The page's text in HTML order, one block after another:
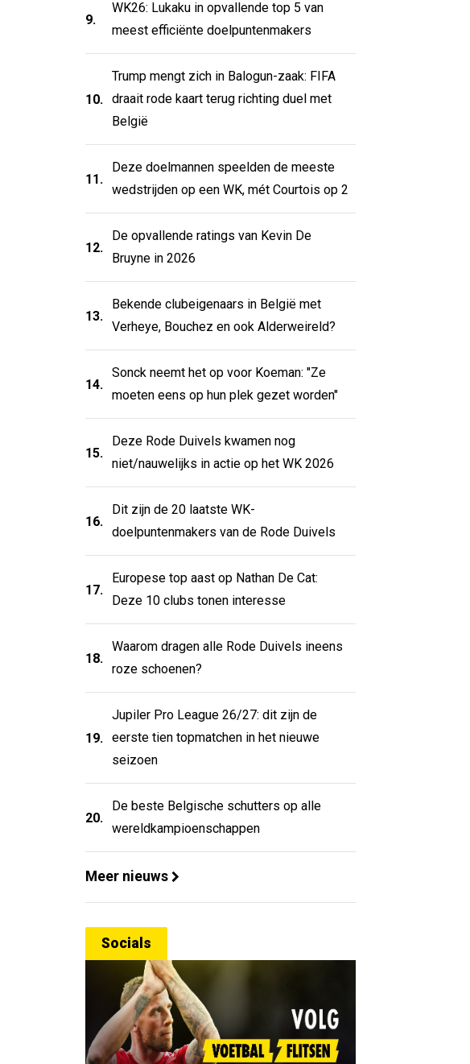
9.
WK26: Lukaku in opvallende top 5 van
meest efficiënte doelpuntenmakers
10.
Trump mengt zich in Balogun-zaak: FIFA
draait rode kaart terug richting duel met
België
11.
Deze doelmannen speelden de meeste
wedstrijden op een WK, mét Courtois op 2
12.
De opvallende ratings van Kevin De
Bruyne in 2026
13.
Bekende clubeigenaars in België met
Verheye, Bouchez en ook Alderweireld?
14.
Sonck neemt het op voor Koeman: "Ze
moeten eens op hun plek gezet worden"
15.
Deze Rode Duivels kwamen nog
niet/nauwelijks in actie op het WK 2026
16.
Dit zijn de 20 laatste WK-
doelpuntenmakers van de Rode Duivels
17.
Europese top aast op Nathan De Cat:
Deze 10 clubs tonen interesse
18.
Waarom dragen alle Rode Duivels ineens
roze schoenen?
19.
Jupiler Pro League 26/27: dit zijn de
eerste tien topmatchen in het nieuwe
seizoen
20.
De beste Belgische schutters op alle
wereldkampioenschappen
Meer nieuws
Socials